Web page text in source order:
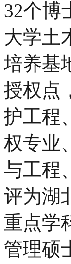
32个博
大学土
培养基
授权点
护工程
权专业
与工程
评为湖
重点学
管理硕